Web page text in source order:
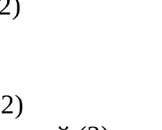
2)